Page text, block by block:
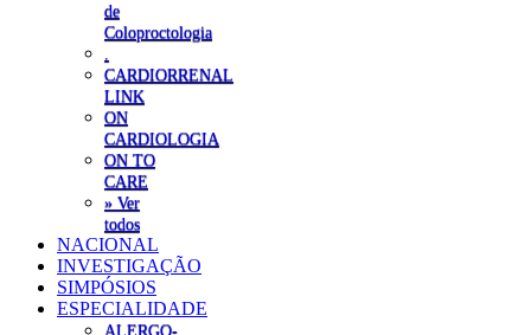
de
Coloproctologia
CARDIORRENAL
LINK
ON
CARDIOLOGIA
ON TO
CARE
» Ver
todos
NACIONAL
INVESTIGAÇÃO
SIMPÓSIOS
ESPECIALIDADE
ALERGO-